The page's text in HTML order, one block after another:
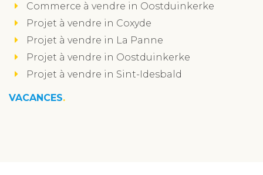
Commerce à vendre in Oostduinkerke
Projet à vendre in Coxyde
Projet à vendre in La Panne
Projet à vendre in Oostduinkerke
Projet à vendre in Sint-Idesbald
VACANCES